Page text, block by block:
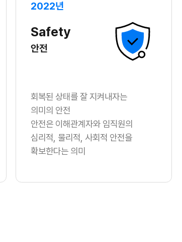
2022년
Safety
안전
회복된 상태를 잘 지켜내자는
의미의 안전
안전은 이해관계자와 임직원의
심리적, 물리적, 사회적 안전을
확보한다는 의미